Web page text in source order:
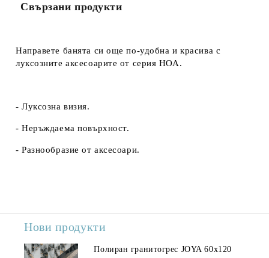
Свързани продукти
Направете банята си още по-удобна и красива с
луксозните аксесоарите от серия НОА.
- Луксозна визия.
- Неръждаема повърхност.
- Разнообразие от аксесоари.
Нови продукти
Полиран гранитогрес JOYA 60x120